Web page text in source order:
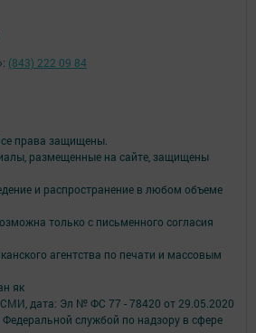
права защищены.
размещенные на сайте, защищены
и распространение в любом объеме
только с письменного согласия
агентства по печати и массовым
як
дата: Эл № ФС 77 - 78420 от 29.05.2020
службой по надзору в сфере
(843) 222 09 84